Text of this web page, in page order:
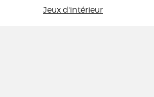
Jeux d'intérieur